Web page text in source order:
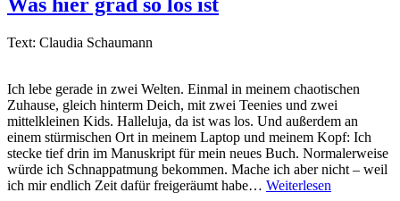
Text: Claudia Schaumann
Ich lebe gerade in zwei Welten. Einmal in meinem chaotischen
Zuhause, gleich hinterm Deich, mit zwei Teenies und zwei
mittelkleinen Kids. Halleluja, da ist was los. Und außerdem an
einem stürmischen Ort in meinem Laptop und meinem Kopf: Ich
stecke tief drin im Manuskript für mein neues Buch. Normalerweise
würde ich Schnappatmung bekommen. Mache ich aber nicht – weil
ich mir endlich Zeit dafür freigeräumt habe… Weiterlesen